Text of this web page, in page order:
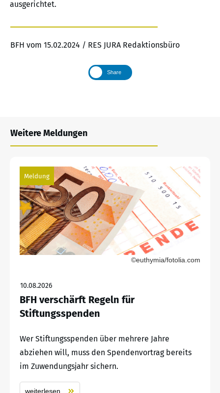
ausgerichtet.
BFH vom 15.02.2024 / RES JURA Redaktionsbüro
Share
Weitere Meldungen
Meldung
©euthymia/fotolia.com
10.08.2026
BFH verschärft Regeln für
Stiftungsspenden
Wer Stiftungsspenden über mehrere Jahre
abziehen will, muss den Spendenvortrag bereits
im Zuwendungsjahr sichern.
weiterlesen